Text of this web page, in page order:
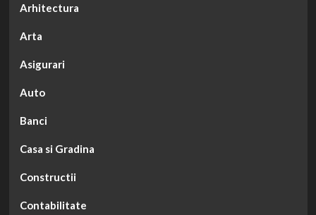
Arhitectura
Arta
Asigurari
Auto
Banci
Casa si Gradina
Constructii
Contabilitate